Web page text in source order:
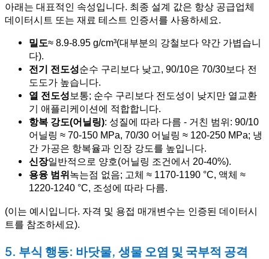
아래는 대표적인 속성입니다. 최종 설계 값은 항상 공급업체
데이터시트 또는 재료 테스트 인증서를 사용하세요.
밀도≈ 8.9-8.95 g/cm³(대부분의 강철보다 약간 가볍습니
다).
전기 전도성순수 구리보다 낮고, 90/10은 70/30보다 전
도도가 높습니다.
열 전도성 보통; 순수 구리보다 전도성이 낮지만 열교환
기 애플리케이션에 적합합니다.
항복 강도(어닐링): 성질에 따라 다름 - 거친 범위: 90/10
어닐링 ≈ 70-150 MPa, 70/30 어닐링 ≈ 120-250 MPa; 냉
간 가공은 항복율과 인장 강도를 높입니다.
신장일반적으로 양호(어닐링 조건에서 20-40%).
용융 범위녹는점 없음; 고체 ≈ 1170-1190 °C, 액체 ≈
1220-1240 °C, 조성에 따라 다름.
(이는 예시입니다. 자격 및 용접 매개변수는 인증된 데이터시
트를 참조하세요).
5. 부식 행동: 바닷물, 생물 오염 및 국부적 공격